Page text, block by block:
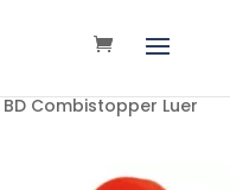
Combistopper Luer